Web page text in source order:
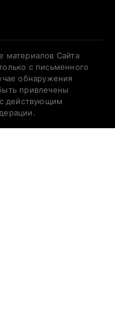
материалов Сайта
с письменного
обнаружения
привлечены
с действующим